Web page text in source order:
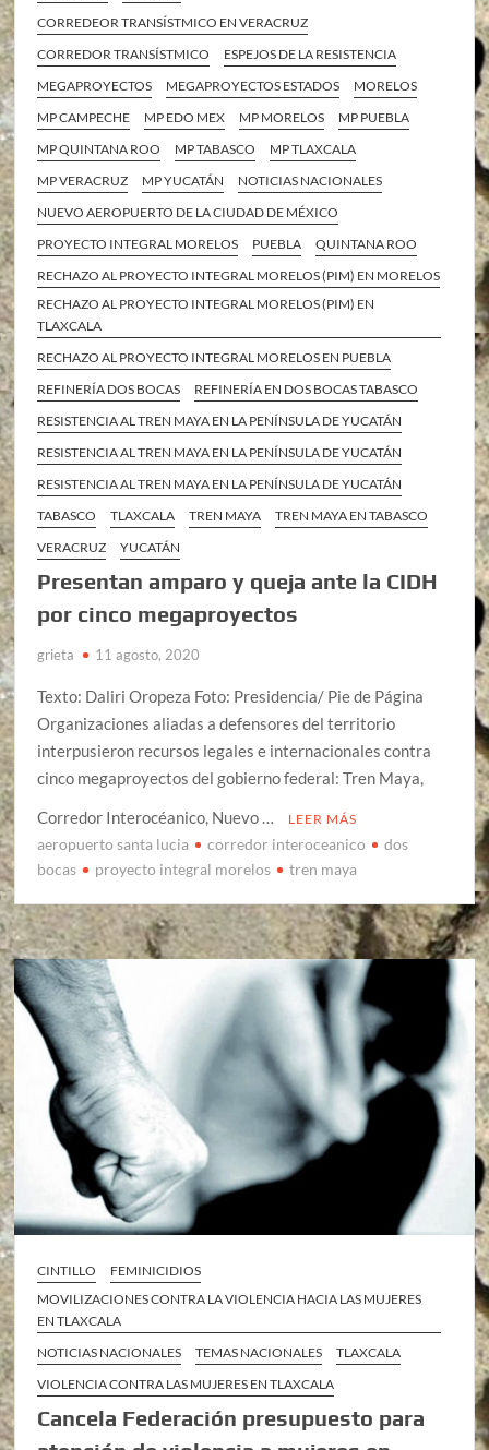
CORREDEOR TRANSÍSTMICO EN VERACRUZ
CORREDOR TRANSÍSTMICO
ESPEJOS DE LA RESISTENCIA
MEGAPROYECTOS
MEGAPROYECTOS ESTADOS
MORELOS
MP CAMPECHE
MP EDO MEX MP MORELOS
MP PUEBLA
MP QUINTANA ROO
MP TABASCO
MP TLAXCALA
MP VERACRUZ
MP YUCATÁN
NOTICIAS NACIONALES
NUEVO AEROPUERTO DE LA CIUDAD DE MÉXICO
PROYECTO INTEGRAL MORELOS
PUEBLA
QUINTANA ROO
RECHAZO AL PROYECTO INTEGRAL MORELOS (PIM) EN MORELOS
RECHAZO AL PROYECTO INTEGRAL MORELOS (PIM) EN
TLAXCALA
RECHAZO AL PROYECTO INTEGRAL MORELOS EN PUEBLA
REFINERÍA DOS BOCAS
REFINERÍA EN DOS BOCAS TABASCO
RESISTENCIA AL TREN MAYA EN LA PENÍNSULA DE YUCATÁN
RESISTENCIA AL TREN MAYA EN LA PENÍNSULA DE YUCATÁN
RESISTENCIA AL TREN MAYA EN LA PENÍNSULA DE YUCATÁN
TABASCO
TLAXCALA TREN MAYA
TREN MAYA EN TABASCO
VERACRUZ
YUCATÁN
Presentan amparo y queja ante la CIDH
por cinco megaproyectos
grieta 11 agosto, 2020
Texto: Daliri Oropeza Foto: Presidencia/ Pie de Página
Organizaciones aliadas a defensores del territorio
interpusieron recursos legales e internacionales contra
cinco megaproyectos del gobierno federal: Tren Maya,
Corredor Interocéanico, Nuevo …
LEER MÁS
aeropuerto santa lucia corredor interoceanico
dos
bocas
proyecto integral morelos tren maya
CINTILLO
FEMINICIDIOS
MOVILIZACIONES CONTRA LA VIOLENCIA HACIA LAS MUJERES
EN TLAXCALA
NOTICIAS NACIONALES
TEMAS NACIONALES
TLAXCALA
VIOLENCIA CONTRA LAS MUJERES EN TLAXCALA
Cancela Federación presupuesto para